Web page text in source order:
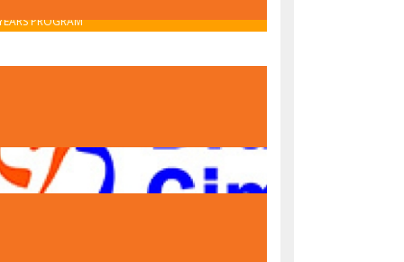
PROGRAM